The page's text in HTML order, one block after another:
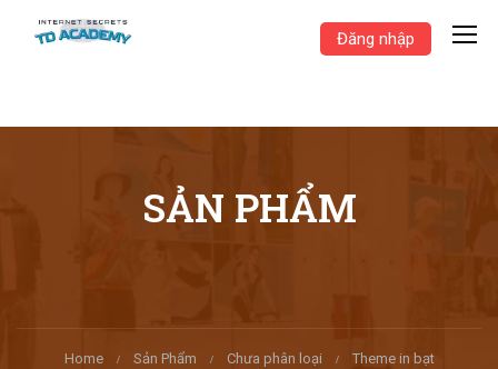
Đăng nhập
SẢN PHẨM
Home Sản Phẩm Chưa phân loại Theme in bạt